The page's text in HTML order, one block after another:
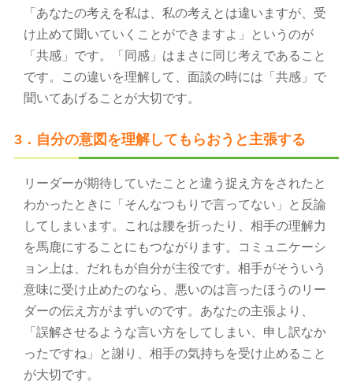
「あなたの考えを私は、私の考えとは違いますが、受
け止めて聞いていくことができますよ」というのが
「共感」です。「同感」はまさに同じ考えであること
です。この違いを理解して、面談の時には「共感」で
聞いてあげることが大切です。
3．自分の意図を理解してもらおうと主張する
リーダーが期待していたことと違う捉え方をされたと
わかったときに「そんなつもりで言ってない」と反論
してしまいます。これは腰を折ったり、相手の理解力
を馬鹿にすることにもつながります。コミュニケーシ
ョン上は、だれもが自分が主役です。相手がそういう
意味に受け止めたのなら、悪いのは言ったほうのリー
ダーの伝え方がまずいのです。あなたの主張より、
「誤解させるような言い方をしてしまい、申し訳なか
ったですね」と謝り、相手の気持ちを受け止めること
が大切です。